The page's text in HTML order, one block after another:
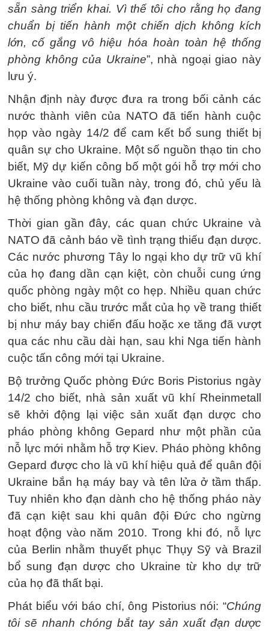
sẵn sàng triển khai. Vì thế tôi cho rằng họ đang
chuẩn bị tiến hành một chiến dịch không kích
lớn, cố gắng vô hiệu hóa hoàn toàn hệ thống
phòng không của Ukraine”, nhà ngoại giao này
lưu ý.
Nhận định này được đưa ra trong bối cảnh các
nước thành viên của NATO đã tiến hành cuộc
họp vào ngày 14/2 để cam kết bổ sung thiết bị
quân sự cho Ukraine. Một số nguồn thạo tin cho
biết, Mỹ dự kiến công bố một gói hỗ trợ mới cho
Ukraine vào cuối tuần này, trong đó, chủ yếu là
hệ thống phòng không và đạn dược.
Thời gian gần đây, các quan chức Ukraine và
NATO đã cảnh báo về tình trạng thiếu đạn dược.
Các nước phương Tây lo ngại kho dự trữ vũ khí
của họ đang dần cạn kiệt, còn chuỗi cung ứng
quốc phòng ngày một co hẹp. Nhiều quan chức
cho biết, nhu cầu trước mắt của họ về trang thiết
bị như máy bay chiến đấu hoặc xe tăng đã vượt
qua các nhu cầu dài hạn, sau khi Nga tiến hành
cuộc tấn công mới tại Ukraine.
Bộ trưởng Quốc phòng Đức Boris Pistorius ngày
14/2 cho biết, nhà sản xuất vũ khí Rheinmetall
sẽ khởi động lại việc sản xuất đạn dược cho
pháo phòng không Gepard như một phần của
nỗ lực mới nhằm hỗ trợ Kiev. Pháo phòng không
Gepard được cho là vũ khí hiệu quả để quân đội
Ukraine bắn hạ máy bay và tên lửa ở tầm thấp.
Tuy nhiên kho đạn dành cho hệ thống pháo này
đã cạn kiệt sau khi quân đội Đức cho ngừng
hoạt động vào năm 2010. Trong khi đó, nỗ lực
của Berlin nhằm thuyết phục Thụy Sỹ và Brazil
bổ sung đạn dược cho Ukraine từ kho dự trữ
của họ đã thất bại.
Phát biểu với báo chí, ông Pistorius nói: “Chúng
tôi sẽ nhanh chóng bắt tay sản xuất đạn dược